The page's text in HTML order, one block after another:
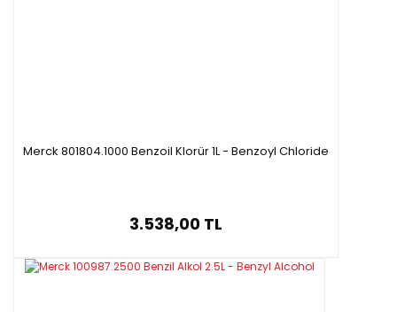
Merck 801804.1000 Benzoil Klorür 1L - Benzoyl Chloride
3.538,00 TL